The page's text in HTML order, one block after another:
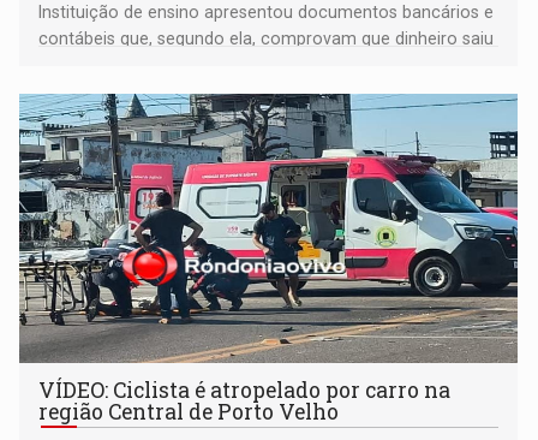
Instituição de ensino apresentou documentos bancários e
contábeis que, segundo ela, comprovam que dinheiro saiu
apreendido quando já estava dentro da sede da entidade
— em pleno ano eleitoral em Rondônia
VÍDEO: Ciclista é atropelado por carro na
região Central de Porto Velho